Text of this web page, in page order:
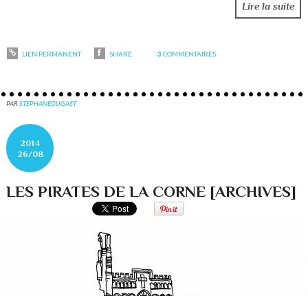
Lire la suite
LIEN PERMANENT SHARE 3 COMMENTAIRES
PARSTEPHANEDUGAST
2014
26/08
LES PIRATES DE LA CORNE [ARCHIVES]